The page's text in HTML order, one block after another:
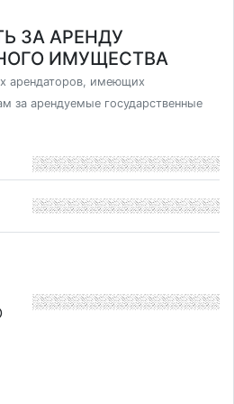
ЗА АРЕНДУ
ИМУЩЕСТВА
арендаторов, имеющих
за арендуемые государственные